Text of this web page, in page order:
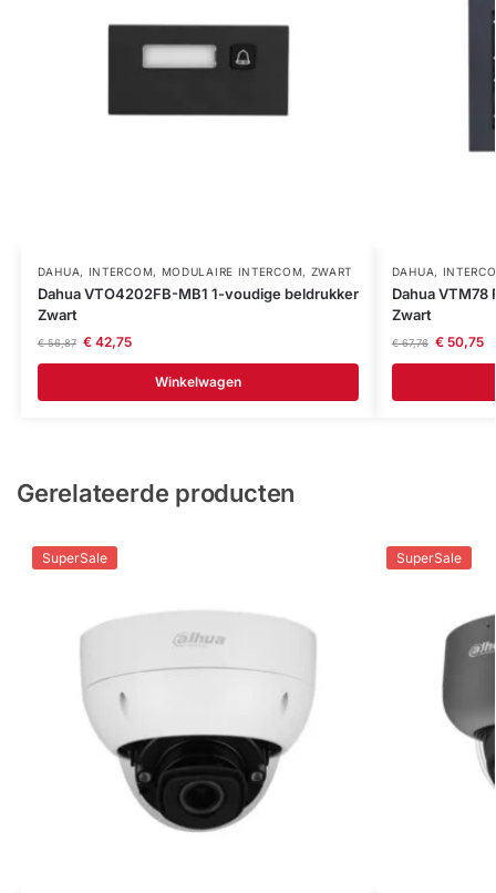
DAHUA, INTERCOM, MODULAIRE INTERCOM, ZWART
Dahua VTO4202FB-MB1 1-voudige beldrukker
Zwart
€56,87 €42,75
Winkelwagen
DAHUA,
Dahua VTM78
Zwart
€67,76 €50,75
Gerelateerde producten
SuperSale SuperSale